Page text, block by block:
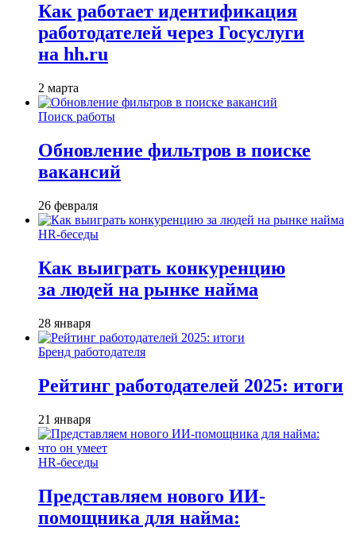
Как работает идентификация
работодателей через Госуслуги
на hh.ru
2 марта
Поиск работы
Обновление фильтров в поиске
вакансий
26 февраля
HR-беседы
Как выиграть конкуренцию
за людей на рынке найма
28 января
Бренд работодателя
Рейтинг работодателей 2025: итоги
21 января
HR-беседы
Представляем нового ИИ-
помощника для найма: